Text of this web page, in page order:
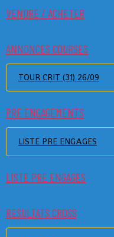
VENDRE / ACHETER
ANNONCES COURSES
TOUR CRIT (31) 26/09
PRE ENGAGEMENTS
LISTE PRE ENGAGES
LISTE PRE ENGAGES
RESULTATS CROSS